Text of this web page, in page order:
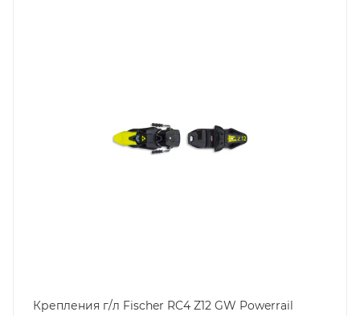
Крепления г/л Fischer RC4 Z12 GW Powerrail